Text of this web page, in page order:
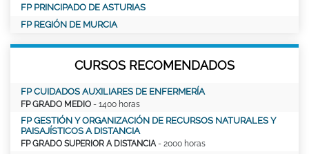
FP PRINCIPADO DE ASTURIAS
FP REGIÓN DE MURCIA
CURSOS RECOMENDADOS
FP CUIDADOS AUXILIARES DE ENFERMERÍA
FP GRADO MEDIO - 1400 horas
FP GESTIÓN Y ORGANIZACIÓN DE RECURSOS NATURALES Y
PAISAJÍSTICOS A DISTANCIA
FP GRADO SUPERIOR A DISTANCIA- 2000 horas